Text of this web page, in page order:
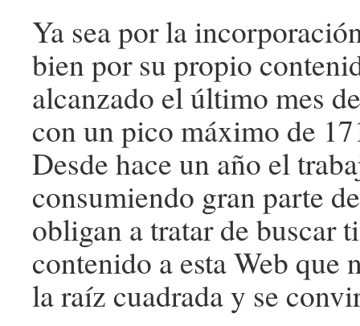
Ya sea por la
bien por su propio
alcanzado el último mes
con un pico máximo de
Desde hace un año el
consumiendo gran parte
obligan a tratar de buscar
contenido a esta Web que
la raíz cuadrada y se